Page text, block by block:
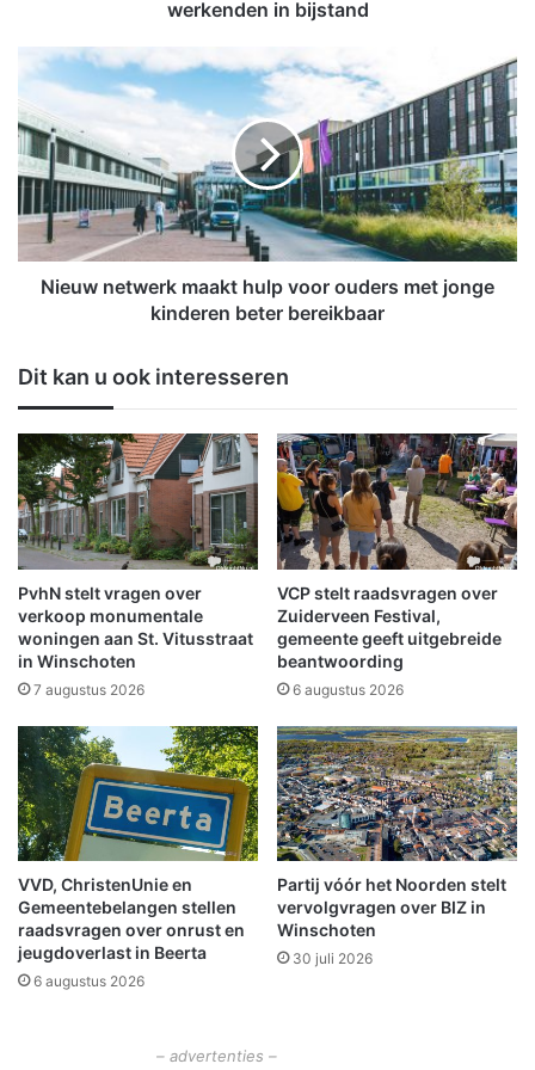
e
n
O
l
d
m
i
j
v
e
r
d
i
n
p
r
e
m
e
v
o
o
r
w
e
r
k
e
n
werkenden in bijstand
e
u
w
n
e
w
a
a
k
t
h
u
l
v
o
o
r
o
d
e
r
s
m
e
t
j
o
n
g
Nieuw netwerk maakt hulp voor ouders met jonge
kinderen beter bereikbaar
Dit kan u ook interesseren
PvhN stelt vragen over
verkoop monumentale
woningen aan St. Vitusstraat
in Winschoten
7 augustus 2026
VCP stelt raadsvragen over
Zuiderveen Festival,
gemeente geeft uitgebreide
beantwoording
6 augustus 2026
VVD, ChristenUnie en
Gemeentebelangen stellen
raadsvragen over onrust en
jeugdoverlast in Beerta
6 augustus 2026
Partij vóór het Noorden stelt
vervolgvragen over BIZ in
Winschoten
30 juli 2026
– advertenties –